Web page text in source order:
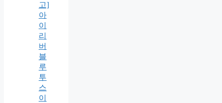
고]
아
이
리
버
블
루
투
스
이